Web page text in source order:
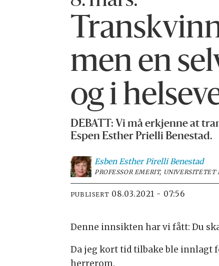
men en
og i
DEBATT: Vi må erkjenne at
Espen Esther Prielli Benestad.
Esben Esther Pirelli Benestad
PROFESSOR EMERIT, UNIVERSITETET
PUBLISERT 08.03.2021 - 07:56
Denne innsikten har vi fått: Du
Da jeg kort tid tilbake ble innlagt
herrerom.